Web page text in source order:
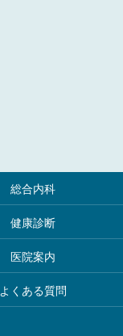
総合内科
健康診断
医院案内
よくある質問